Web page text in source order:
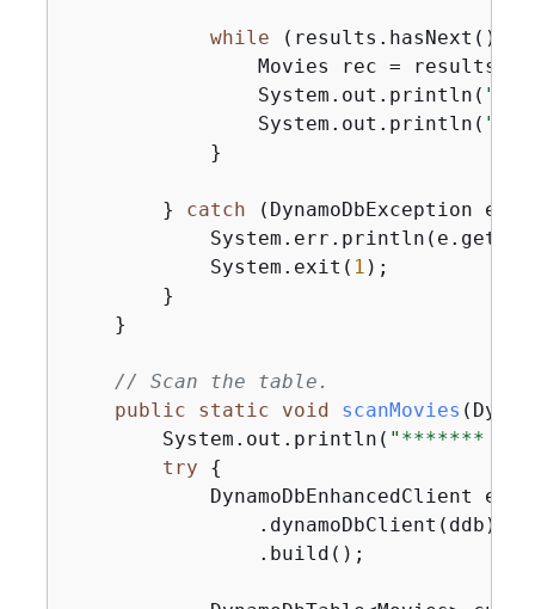
while (results.hasNext())
Movies rec =
                System.out.println(
                System.out.println(
            }
        }
catch (DynamoDbException e)
            System.exit(
1 );
        }
    }
// Scan the table.
public
static void scanMovies
        System.out.println(
"*******
try
{
DynamoDbEnhancedClient
                .dynamoDbClient(ddb)
                .build();